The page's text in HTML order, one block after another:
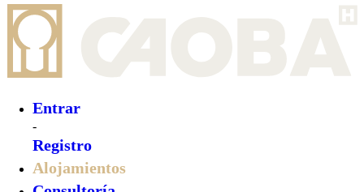
Entrar
-
Registro
Alojamientos